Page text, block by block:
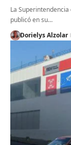
La
publicó en su…
Dorielys Alzolar